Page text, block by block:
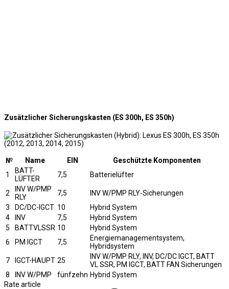
Zusätzlicher Sicherungskasten (ES 300h, ES 350h)
№ Name EIN
Geschützte Komponenten
1
BATT-
LÜFTER
7,5 Batterielüfter
2
INV W/PMP
RLY
7,5
INV W/PMP RLY-Sicherungen
3
DC/DC-IGCT 10
Hybrid System
4
INV 7,5
Hybrid System
5
BATTVLSSR 10
Hybrid System
6
PM IGCT 7,5
Energiemanagementsystem,
Hybridsystem
7
IGCT-HAUPT 25
INV W/PMP RLY, INV, DC/DC IGCT, BATT
VL SSR, PM IGCT, BATT FAN Sicherungen
8
INV W/PMP fünfzehn Hybrid System
Rate article